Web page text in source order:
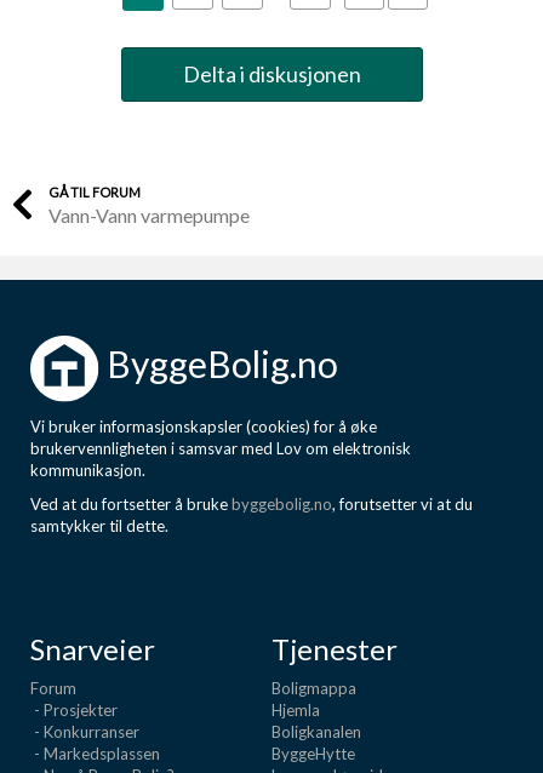
Delta i diskusjonen
GÅ TIL FORUM
Vann-Vann varmepumpe
ByggeBolig.no
Vi bruker informasjonskapsler (cookies) for å øke
brukervennligheten i samsvar med Lov om elektronisk
kommunikasjon.
Ved at du fortsetter å brukebyggebolig.no, forutsetter vi at du
samtykker til dette.
Snarveier
Forum
- Prosjekter
- Konkurranser
- Markedsplassen
Tjenester
Boligmappa
Hjemla
Boligkanalen
ByggeHytte